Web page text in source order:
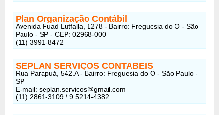
Plan Organização Contábil
Avenida Fuad Lutfalla, 1278 - Bairro: Freguesia do Ó - São
Paulo - SP - CEP: 02968-000
(11) 3991-8472
SEPLAN SERVIÇOS CONTABEIS
Rua Parapuá, 542.A - Bairro: Freguesia do Ó - São Paulo -
SP
E-mail: seplan.servicos@gmail.com
(11) 2861-3109 / 9.5214-4382